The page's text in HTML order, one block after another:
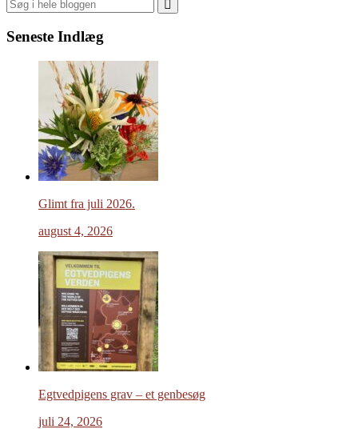
Seneste Indlæg
Glimt fra juli 2026.
august 4, 2026
Egtvedpigens grav – et genbesøg
juli 24, 2026